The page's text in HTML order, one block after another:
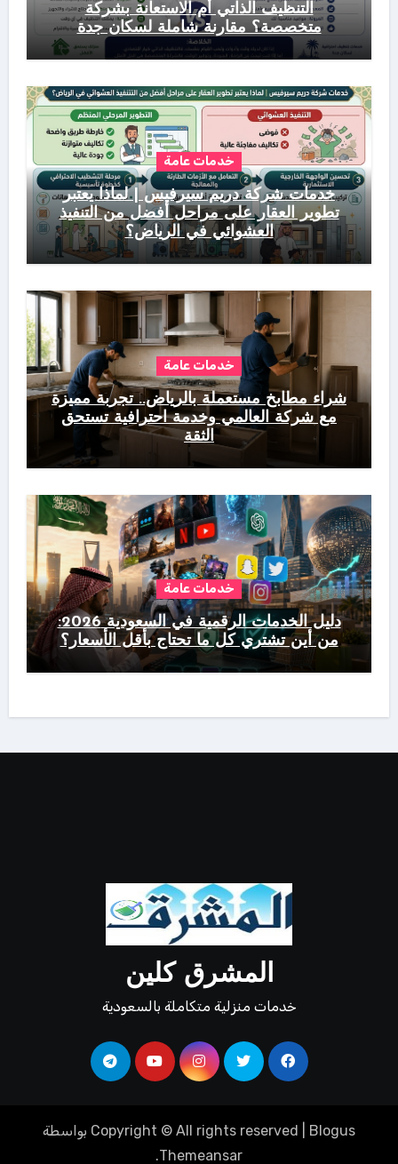
التنظيف الذاتي أم الاستعانة بشركة
متخصصة؟ مقارنة شاملة لسكان جدة
خدمات عامة
خدمات شركة دريم سيرفيس | لماذا يعتبر
تطوير العقار على مراحل أفضل من التنفيذ
العشوائي في الرياض؟
خدمات عامة
شراء مطابخ مستعملة بالرياض.. تجربة مميزة
مع شركة العالمي وخدمة احترافية تستحق
الثقة
خدمات عامة
دليل الخدمات الرقمية في السعودية 2026:
من أين تشتري كل ما تحتاج بأقل الأسعار؟
المشرق كلين
خدمات منزلية متكاملة بالسعودية
Copyright © All rights reserved Blogus
بواسطة
Themeansar
.